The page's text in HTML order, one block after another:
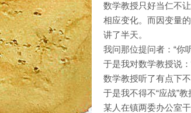
数学教授只好当仁不
相应变化。而因变量
讲了半天。
我问那位提问者：“你
于是我对数学教授说
数学教授听了有点下
于是我不得不“应战”
某人在镇两委办公室